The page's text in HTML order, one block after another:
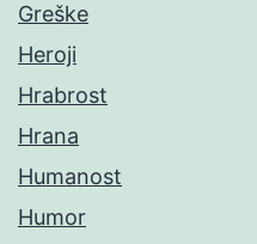
Greške
Heroji
Hrabrost
Hrana
Humanost
Humor